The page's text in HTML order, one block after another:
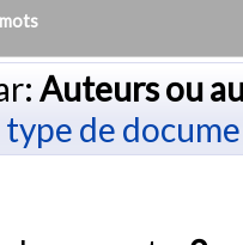
Auteurs ou
type de